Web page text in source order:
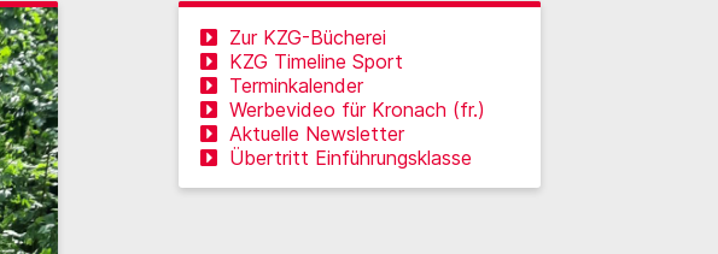
Zur KZG-Bücherei
KZG Timeline Sport
Terminkalender
Werbevideo für Kronach (fr.)
Aktuelle Newsletter
Übertritt Einführungsklasse